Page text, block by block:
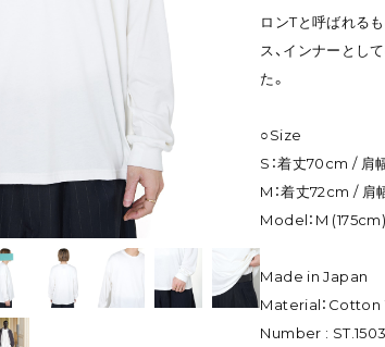
ロンTと呼ばれる
ス、インナーとし
た。
○Size
S：着丈70cm /
M：着丈72cm /
Model：M (175cm)
Made in Japan
Material：Cotton
Number : ST.1503